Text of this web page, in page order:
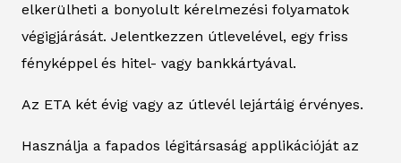
elkerülheti a bonyolult kérelmezési folyamatok
végigjárását. Jelentkezzen útlevelével, egy friss
fényképpel és hitel- vagy bankkártyával.
Az ETA két évig vagy az útlevél lejártáig érvényes.
Használja a fapados légitársaság applikációját az